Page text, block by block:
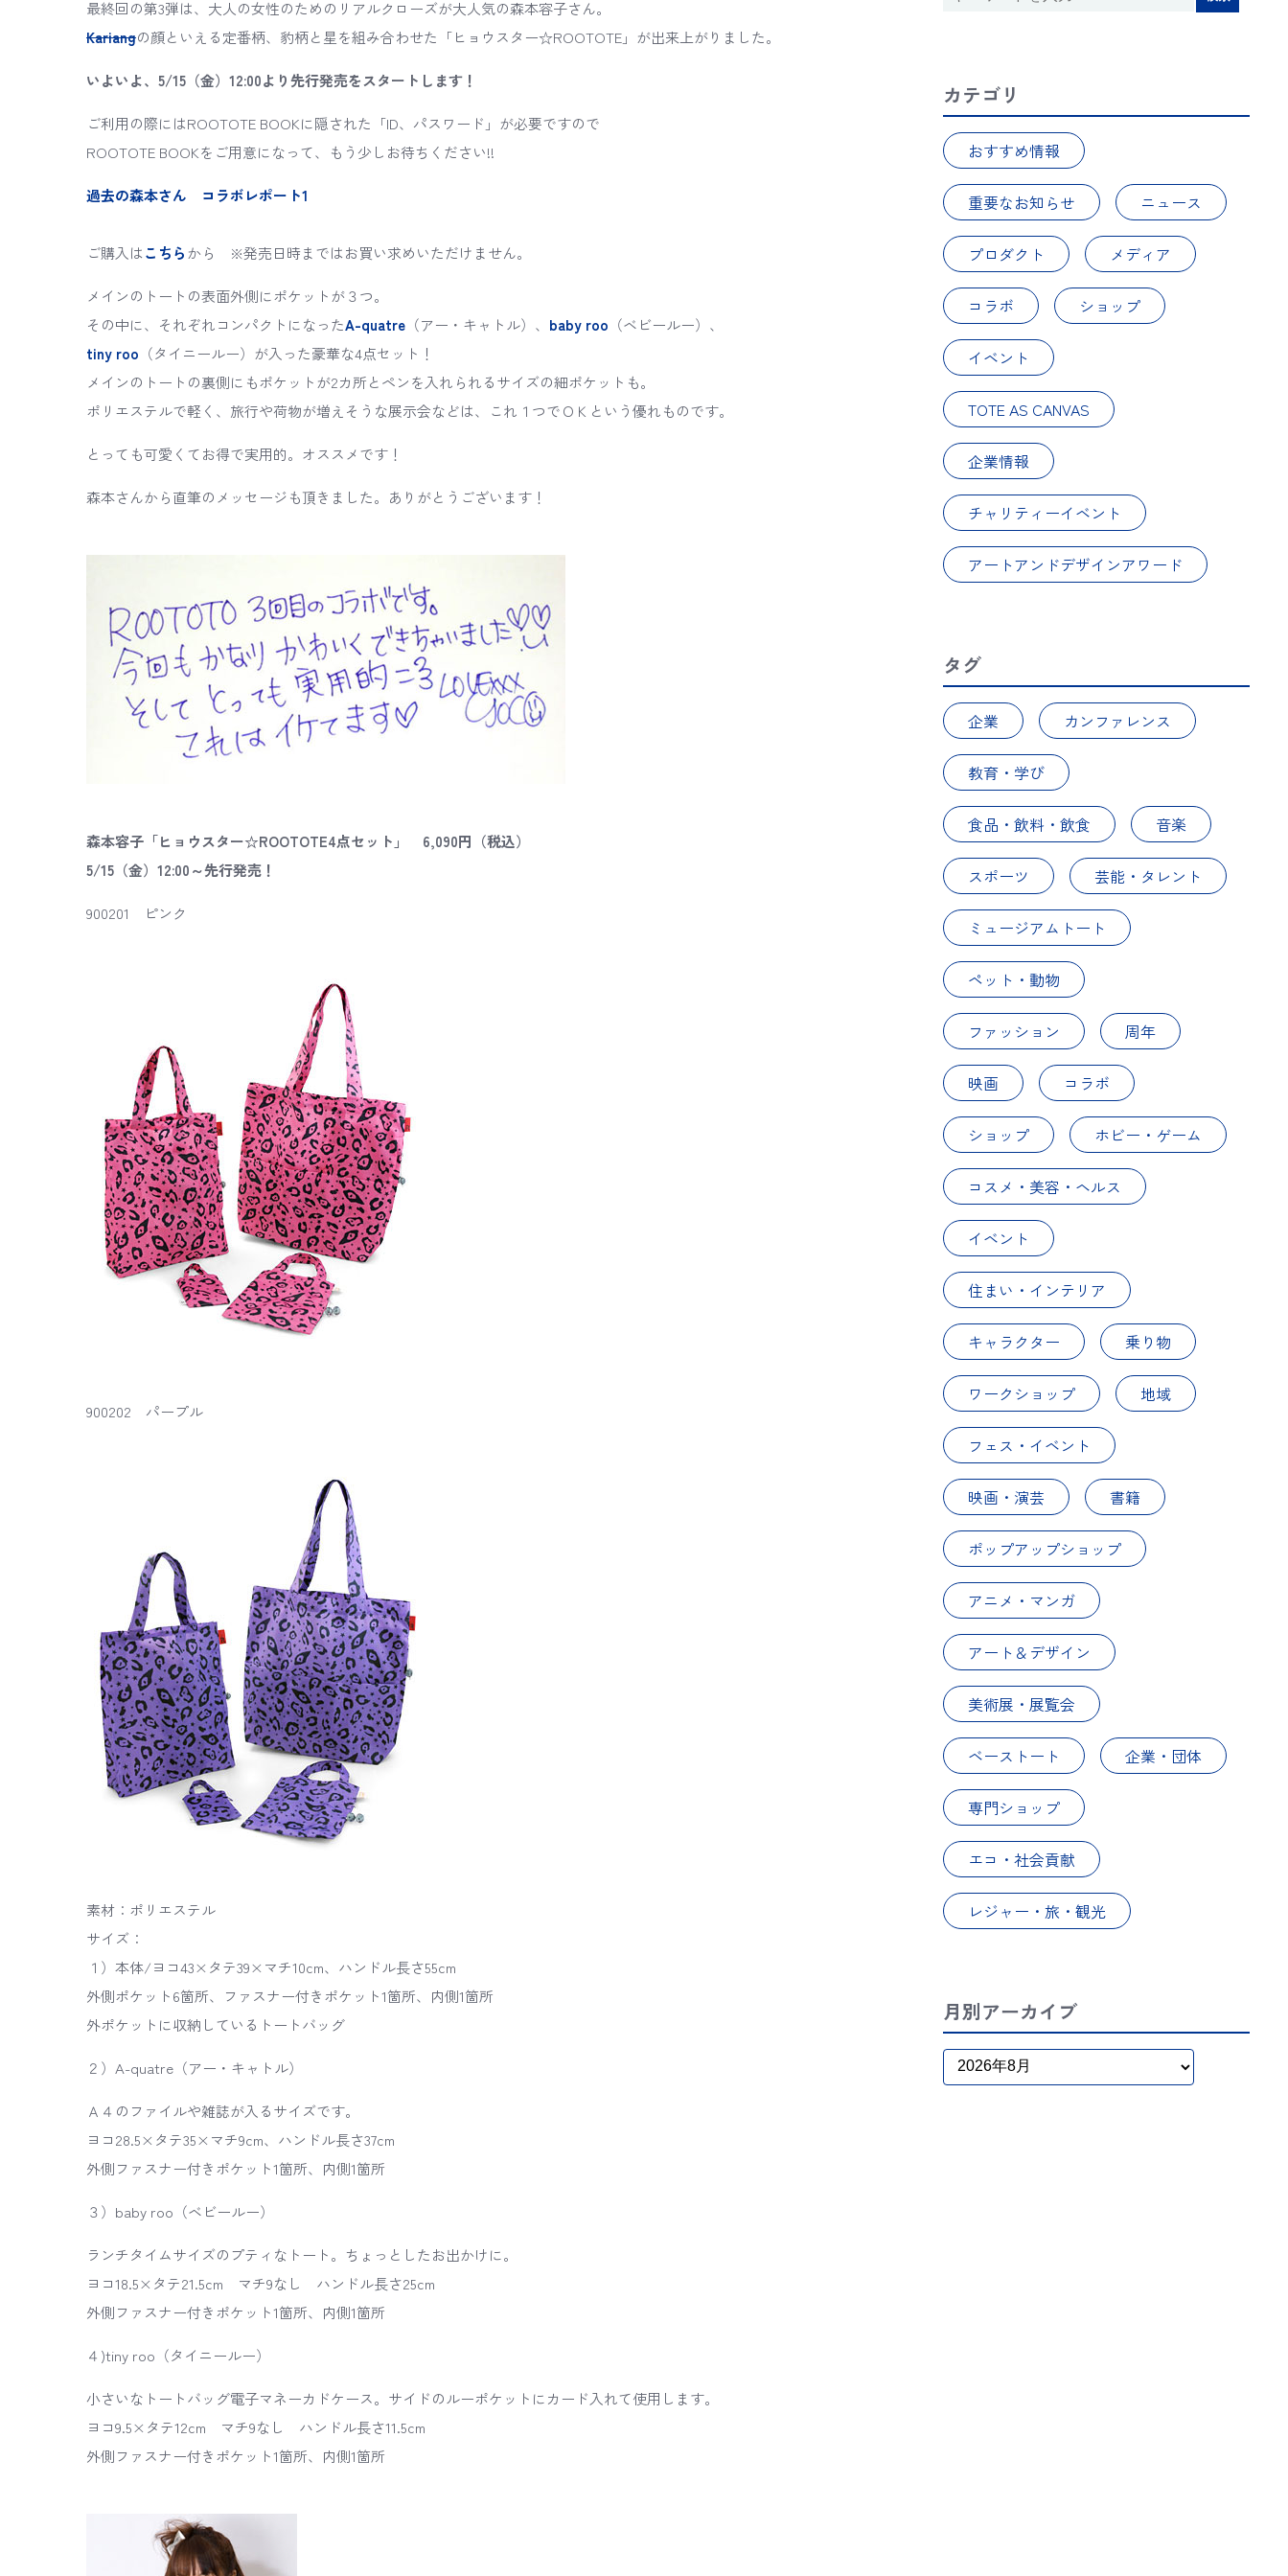
最終回の第3弾は、大人の女性のためのリアルクローズが大人気の森本容子さん。
Kariangの顔といえる定番柄、豹柄と星を組み合わせた「ヒョウスター☆ROOTOTE」が出来上がりました。
いよいよ、5/15（金）12:00より先行発売をスタートします！
ご利用の際にはROOTOTE BOOKに隠された「ID、パスワード」が必要ですので
ROOTOTE BOOKをご用意になって、もう少しお待ちください!!
過去の森本さん コラボレポート1
ご購入はこちら から ※発売日時まではお買い求めいただけません。
メインのトートの表面外側にポケットが３つ。
その中に、それぞれコンパクトになったA-quatre （アー・キャトル）、 baby roo （ベビールー）、
tiny roo （タイニールー）が入った豪華な4点セット！
メインのトートの裏側にもポケットが2カ所とペンを入れられるサイズの細ポケットも。
ポリエステルで軽く、旅行や荷物が増えそうな展示会などは、これ１つでＯＫという優れものです。
とっても可愛くてお得で実用的。オススメです！
森本さんから直筆のメッセージも頂きました。ありがとうございます！
森本容子「ヒョウスター☆ROOTOTE4点セット」 6,090円（税込）
5/15（金）12:00～先行発売！
900201 ピンク
900202 パープル
素材：ポリエステル
サイズ：
１）本体/ヨコ43×タテ39×マチ10cm、ハンドル長さ55cm
外側ポケット6箇所、ファスナー付きポケット1箇所、内側1箇所
外ポケットに収納しているトートバッグ
２）A-quatre（アー・キャトル）
Ａ４のファイルや雑誌が入るサイズです。
ヨコ28.5×タテ35×マチ9cm、ハンドル長さ37cm
外側ファスナー付きポケット1箇所、内側1箇所
３）baby roo（ベビールー）
ランチタイムサイズのプティなトート。ちょっとしたお出かけに。
ヨコ18.5×タテ21.5cm マチ9なし ハンドル長さ25cm
外側ファスナー付きポケット1箇所、内側1箇所
４)tiny roo（タイニールー）
小さいなトートバッグ電子マネーカドケース。サイドのルーポケットにカード入れて使用します。
ヨコ9.5×タテ12cm マチ9なし ハンドル長さ11.5cm
外側ファスナー付きポケット1箇所、内側1箇所
カテゴリ
おすすめ情報
重要なお知らせ ニュース
プロダクト メディア
コラボ ショップ
イベント
TOTE AS CANVAS
企業情報
チャリティーイベント
アートアンドデザインアワード
タグ
企業 カンファレンス
教育・学び
食品・飲料・飲食 音楽
スポーツ 芸能・タレント
ミュージアムトート
ペット・動物
ファッション 周年
映画 コラボ
ショップ ホビー・ゲーム
コスメ・美容・ヘルス
イベント
住まい・インテリア
キャラクター 乗り物
ワークショップ 地域
フェス・イベント
映画・演芸 書籍
ポップアップショップ
アニメ・マンガ
アート＆デザイン
美術展・展覧会
ベーストート 企業・団体
専門ショップ
エコ・社会貢献
レジャー・旅・観光
月別アーカイブ